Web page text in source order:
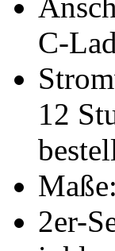
C-
12
2er-